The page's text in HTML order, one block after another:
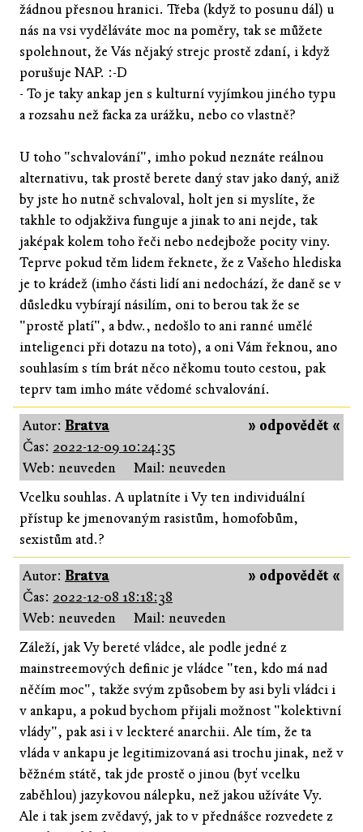
žádnou přesnou hranici. Třeba (když to posunu dál) u
nás na vsi vyděláváte moc na poměry, tak se můžete
spolehnout, že Vás nějaký strejc prostě zdaní, i když
porušuje NAP. :-D
- To je taky ankap jen s kulturní vyjímkou jiného typu
a rozsahu než facka za urážku, nebo co vlastně?
U toho "schvalování", imho pokud neznáte reálnou
alternativu, tak prostě berete daný stav jako daný, aniž
by jste ho nutně schvaloval, holt jen si myslíte, že
takhle to odjakživa funguje a jinak to ani nejde, tak
jaképak kolem toho řeči nebo nedejbože pocity viny.
Teprve pokud těm lidem řeknete, že z Vašeho hlediska
je to krádež (imho části lidí ani nedochází, že daně se v
důsledku vybírají násilím, oni to berou tak že se
"prostě platí", a bdw., nedošlo to ani ranné umělé
inteligenci při dotazu na toto), a oni Vám řeknou, ano
souhlasím s tím brát něco někomu touto cestou, pak
teprv tam imho máte vědomé schvalování.
» odpovědět «
Autor: Bratva
Čas: 2022-12-09 10:24:35
Web: neuveden
Mail: neuveden
Vcelku souhlas. A uplatníte i Vy ten individuální
přístup ke jmenovaným rasistům, homofobům,
sexistům atd.?
» odpovědět «
Autor: Bratva
Čas: 2022-12-08 18:18:38
Web: neuveden
Mail: neuveden
Záleží, jak Vy bereté vládce, ale podle jedné z
mainstreemových definic je vládce "ten, kdo má nad
něčím moc", takže svým způsobem by asi byli vládci i
v ankapu, a pokud bychom přijali možnost "kolektivní
vlády", pak asi i v leckteré anarchii. Ale tím, že ta
vláda v ankapu je legitimizovaná asi trochu jinak, než v
běžném státě, tak jde prostě o jinou (byť vcelku
zaběhlou) jazykovou nálepku, než jakou užíváte Vy.
Ale i tak jsem zvědavý, jak to v přednášce rozvedete z